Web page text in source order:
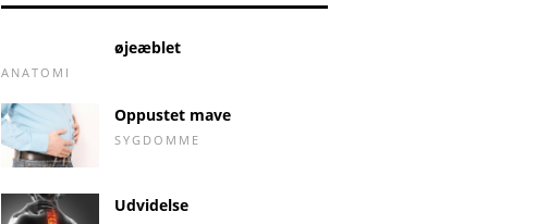
øjeæblet
ANATOMI
Oppustet mave
SYGDOMME
Udvidelse